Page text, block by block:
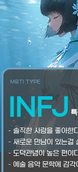
MBTI TYPE
INFJ
– 솔직한 사람을 좋아한
– 새로운 만남이 있는걸
– 도덕관념이 높은 편이
– 예술 음악 문학에 감각